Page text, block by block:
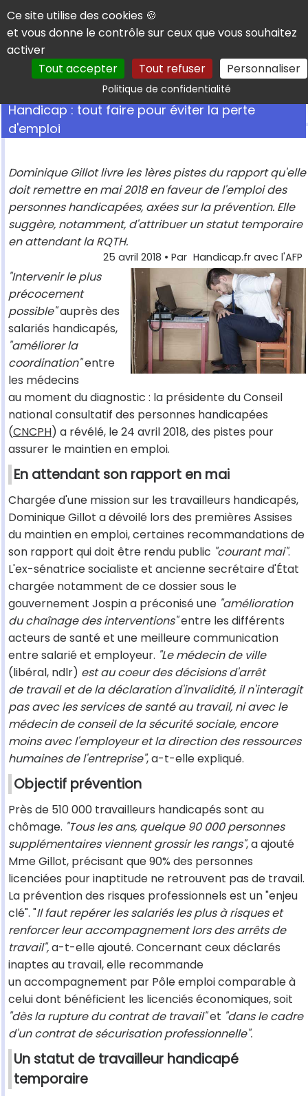
Panneau de gestion des cookies
Ce site utilise des cookies 🍪
et vous donne le contrôle sur ceux que vous souhaitez
activer
Tout accepter
Tout refuser Personnaliser
Politique de confidentialitéRechercher
Handicap : tout faire pour éviter la perte
d'emploi
Dominique Gillot livre les 1ères pistes du rapport qu'elle
doit remettre en mai 2018 en faveur de l'emploi des
personnes handicapées, axées sur la prévention. Elle
suggère, notamment, d'attribuer un statut temporaire
en attendant la RQTH.
25 avril 2018 • Par Handicap.fr avec l'AFP
"Intervenir le plus
précocement
possible"auprès des
salariés handicapés,
"améliorer la
coordination"entre
les médecins
au moment du diagnostic : la présidente du Conseil
national consultatif des personnes handicapées
(CNCPH) a révélé, le 24 avril 2018, des pistes pour
assurer le maintien en emploi.
En attendant son rapport en mai
Chargée d'une mission sur les travailleurs handicapés,
Dominique Gillot a dévoilé lors des premières Assises
du maintien en emploi, certaines recommandations de
son rapport qui doit être rendu public "courant mai".
L'ex-sénatrice socialiste et ancienne secrétaire d'État
chargée notamment de ce dossier sous le
gouvernement Jospin a préconisé une "amélioration
du chaînage des interventions"entre les différents
acteurs de santé et une meilleure communication
entre salarié et employeur. "Le médecin de ville
(libéral, ndlr) est au coeur des décisions d'arrêt
de travail et de la déclaration d'invalidité, il n'interagit
pas avec les services de santé au travail, ni avec le
médecin de conseil de la sécurité sociale, encore
moins avec l'employeur et la direction des ressources
humaines de l'entreprise", a-t-elle expliqué.
Objectif prévention
Près de 510 000 travailleurs handicapés sont au
chômage. "Tous les ans, quelque 90 000 personnes
supplémentaires viennent grossir les rangs", a ajouté
Mme Gillot, précisant que 90% des personnes
licenciées pour inaptitude ne retrouvent pas de travail.
La prévention des risques professionnels est un "enjeu
clé". "Il faut repérer les salariés les plus à risques et
renforcer leur accompagnement lors des arrêts de
travail",a-t-elle ajouté. Concernant ceux déclarés
inaptes au travail, elle recommande
un accompagnement par Pôle emploi comparable à
celui dont bénéficient les licenciés économiques, soit
"dès la rupture du contrat de travail"et "dans le cadre
d'un contrat de sécurisation professionnelle".
Un statut de travailleur handicapé
temporaire